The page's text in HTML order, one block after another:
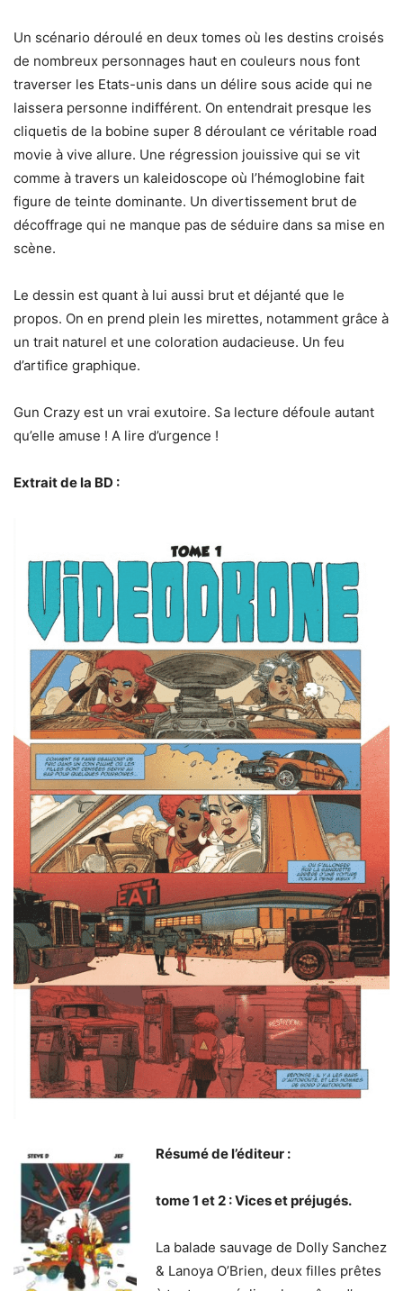
Un scénario déroulé en deux tomes où les destins croisés
de nombreux personnages haut en couleurs nous font
traverser les Etats-unis dans un délire sous acide qui ne
laissera personne indifférent. On entendrait presque les
cliquetis de la bobine super 8 déroulant ce véritable road
movie à vive allure. Une régression jouissive qui se vit
comme à travers un kaleidoscope où l’hémoglobine fait
figure de teinte dominante. Un divertissement brut de
décoffrage qui ne manque pas de séduire dans sa mise en
scène.
Le dessin est quant à lui aussi brut et déjanté que le
propos. On en prend plein les mirettes, notamment grâce à
un trait naturel et une coloration audacieuse. Un feu
d’artifice graphique.
Gun Crazy est un vrai exutoire. Sa lecture défoule autant
qu’elle amuse ! A lire d’urgence !
Extrait de la BD :
Résumé de l’éditeur :
tome 1 et 2 : Vices et préjugés.
La balade sauvage de Dolly Sanchez
& Lanoya O’Brien, deux filles prêtes